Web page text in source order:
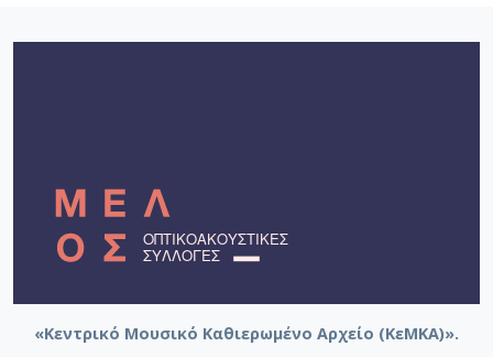
«Κεντρικό Μουσικό Καθιερωμένο Αρχείο (ΚεΜΚΑ)».